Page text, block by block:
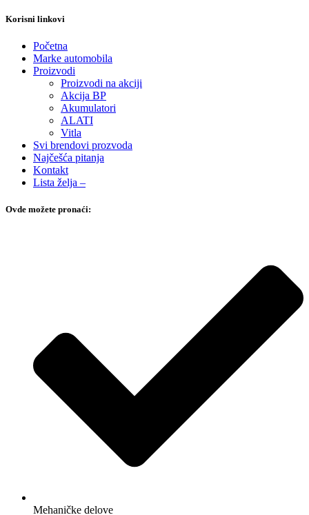
Korisni linkovi
Početna
Marke automobila
Proizvodi
Proizvodi na akciji
Akcija BP
Akumulatori
ALATI
Vitla
Svi brendovi prozvoda
Najčešća pitanja
Kontakt
Lista želja –
Ovde možete pronaći:
Mehaničke delove